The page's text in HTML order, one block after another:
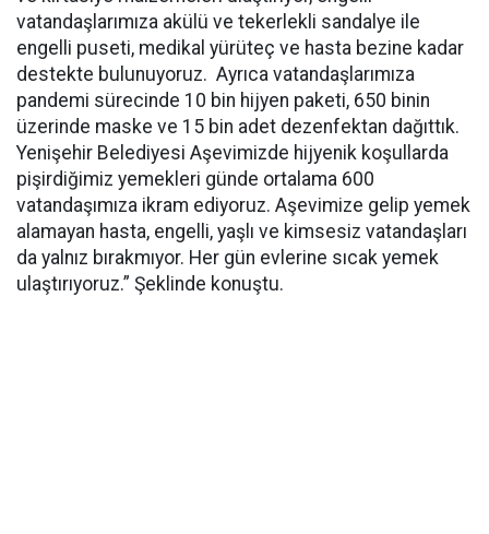
vatandaşlarımıza akülü ve tekerlekli sandalye ile
engelli puseti, medikal yürüteç ve hasta bezine kadar
destekte bulunuyoruz. Ayrıca vatandaşlarımıza
pandemi sürecinde 10 bin hijyen paketi, 650 binin
üzerinde maske ve 15 bin adet dezenfektan dağıttık.
Yenişehir Belediyesi Aşevimizde hijyenik koşullarda
pişirdiğimiz yemekleri günde ortalama 600
vatandaşımıza ikram ediyoruz. Aşevimize gelip yemek
alamayan hasta, engelli, yaşlı ve kimsesiz vatandaşları
da yalnız bırakmıyor. Her gün evlerine sıcak yemek
ulaştırıyoruz.” Şeklinde konuştu.